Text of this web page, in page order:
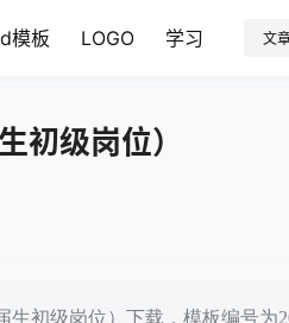
模板 LOGO 学习 文
初级岗位）
初级岗位）下载，模板编号为